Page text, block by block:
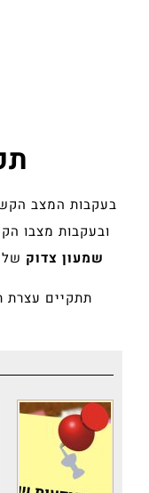
בעקבות המצב
ובעקבות מצבו
שמעון צדוק
תתקיים עצרת